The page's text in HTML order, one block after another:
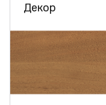
Декор